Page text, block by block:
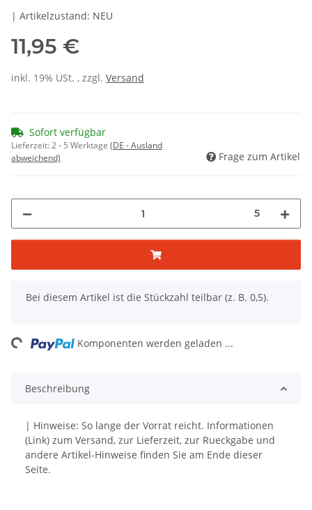
| Artikelzustand: NEU
11,95 €
inkl. 19% USt. , zzgl. Versand
Sofort verfügbar
Lieferzeit:2 - 5 Werktage (DE - Ausland
abweichend)
Frage zum Artikel
5
x
Bei diesem Artikel ist die Stückzahl teilbar (z. B. 0,5).
Komponenten werden geladen ...
Beschreibung
| Hinweise: So lange der Vorrat reicht. Informationen
(Link) zum Versand, zur Lieferzeit, zur Rueckgabe und
andere Artikel-Hinweise finden Sie am Ende dieser
Seite.